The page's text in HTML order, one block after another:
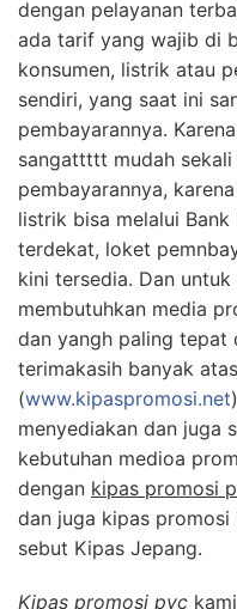
dengan pelayanan
ada tarif yang wajib di
konsumen, listrik atau
sendiri, yang saat ini
pembayarannya.
sangattttt mudah
pembayarannya,
listrik bisa melalui Bank
terdekat, loket
kini tersedia. Dan
membutuhkan media
dan yangh paling tepat
terimakasih banyak
(www.kipaspromosi.net
menyediakan dan juga
kebutuhan medioa
dengan kipas promosi
dan juga kipas
sebut Kipas Jepang.
Kipas promosi pvc